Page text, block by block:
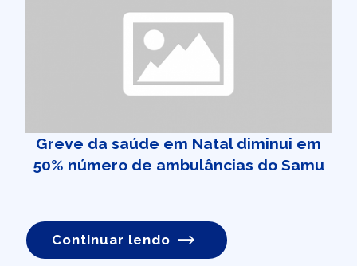
Greve da saúde em Natal diminui em
50% número de ambulâncias do Samu
Continuar lendo